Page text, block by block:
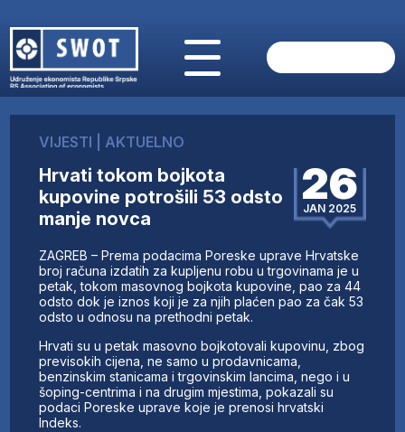
O NAMA
AKTUELNO
ANALIZE
KOMPANIJE
FINANSIJE
IZ STRANIH MEDIJA
AKTIVNOSTI
SWOT INTERVJU
UČLANI SE
KONTAKT
VIJESTI AKTUELNO
Hrvati tokom bojkota
kupovine potrošili 53 odsto
manje novca
26
JAN 2025
ZAGREB – Prema podacima Poreske uprave Hrvatske
broj računa izdatih za kupljenu robu u trgovinama je u
petak, tokom masovnog bojkota kupovine, pao za 44
odsto dok je iznos koji je za njih plaćen pao za čak 53
odsto u odnosu na prethodni petak.
Hrvati su u petak masovno bojkotovali kupovinu, zbog
previsokih cijena, ne samo u prodavnicama,
benzinskim stanicama i trgovinskim lancima, nego i u
šoping-centrima i na drugim mjestima, pokazali su
podaci Poreske uprave koje je prenosi hrvatski
Indeks.